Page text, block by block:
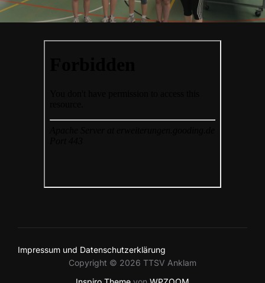
Impressum und Datenschutzerklärung
Copyright © 2026 TTSV Anklam